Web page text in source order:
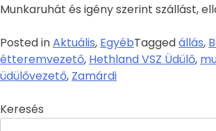
Munkaruhát és igény szerint szállást,
Posted inAktuális, EgyébTaggedállás,
étteremvezető, Hethland VSZ Üdülő,
üdülővezető, Zamárdi
Keresés